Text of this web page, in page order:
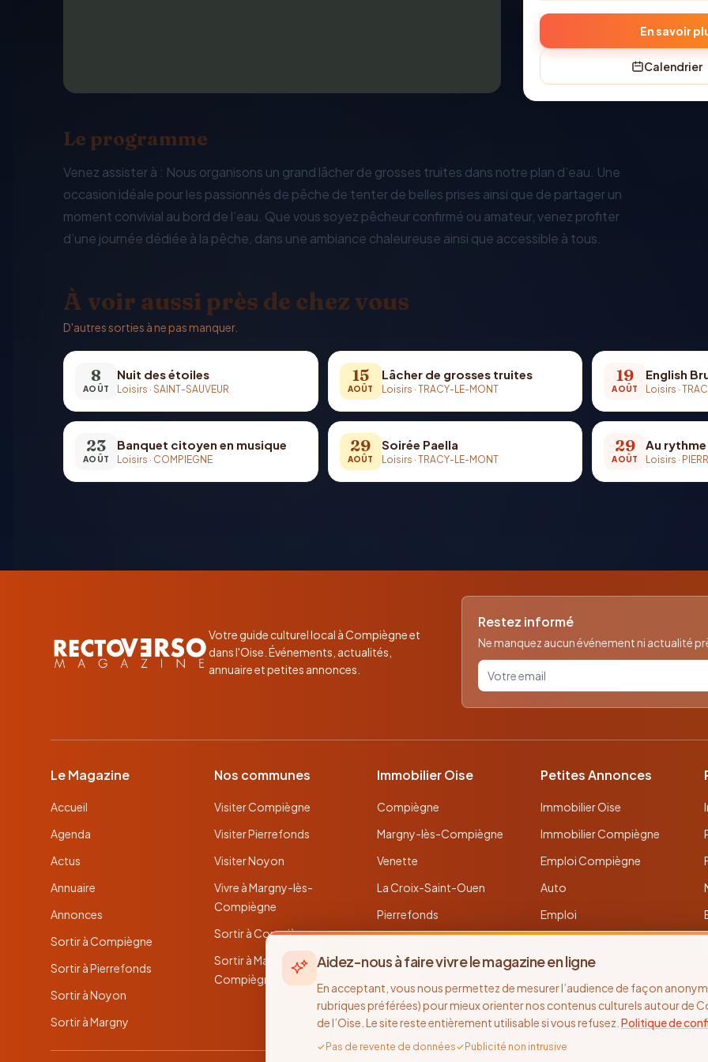
En savoir
Calendrier
Le programme
Venez assister à : Nous organisons un grand lâcher de grosses truites dans notre plan d’eau. Une
occasion idéale pour les passionnés de pêche de tenter de belles prises ainsi que de partager un
moment convivial au bord de l’eau. Que vous soyez pêcheur confirmé ou amateur, venez profiter
d’une journée dédiée à la pêche, dans une ambiance chaleureuse ainsi que accessible à tous.
À voir aussi près de chez vous
D'autres sorties à ne pas manquer.
8
AOÛT
Nuit des étoiles
Loisirs · SAINT-SAUVEUR
15
AOÛT
Lâcher de grosses truites
Loisirs · TRACY-LE-MONT
19
AOÛT
English
Loisirs ·
23
AOÛT
Banquet citoyen en musique
Loisirs · COMPIEGNE
29
AOÛT
Soirée Paella
Loisirs · TRACY-LE-MONT
29
AOÛT
Au
Loisirs ·
Votre guide culturel local à Compiègne et
dans l'Oise. Événements, actualités,
annuaire et petites annonces.
Restez informé
Ne manquez aucun événement ni actualité
Votre email pour la newsletter
Le Magazine
Accueil
Agenda
Actus
Annuaire
Annonces
Sortir à Compiègne
Sortir à Pierrefonds
Sortir à Noyon
Sortir à Margny
Nos communes
Visiter Compiègne
Visiter Pierrefonds
Visiter Noyon
Vivre à Margny-lès-
Compiègne
Sortir à Compiègne
Sortir à Margny-lès-
Compiègne
Immobilier Oise
Compiègne
Margny-lès-Compiègne
Venette
La Croix-Saint-Ouen
Pierrefonds
Noyon
Thourotte
Petites Annonces
Immobilier Oise
Immobilier Compiègne
Emploi Compiègne
Auto
Emploi
Toutes les annonces
Aidez-nous à faire vivre le magazine en ligne
En acceptant, vous nous permettez de mesurer l’audience de façon
rubriques préférées) pour mieux orienter nos contenus culturels autour de
de l’Oise. Le site reste entièrement utilisable si vous refusez. Politique de
✓ Pas de revente de données✓ Publicité non intrusive